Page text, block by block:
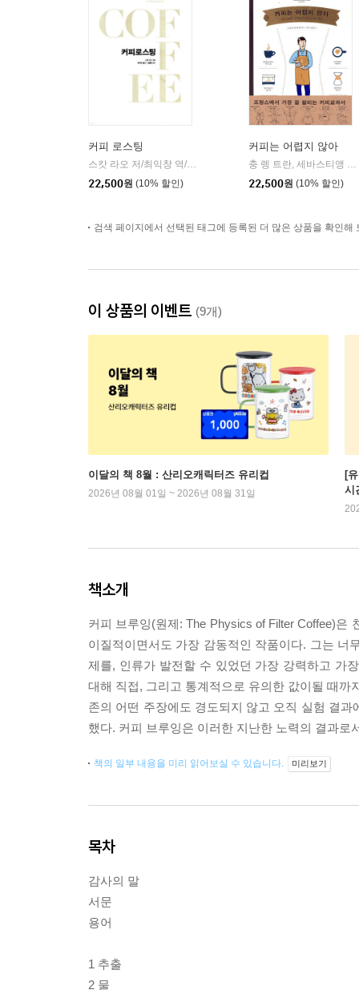
커피 로스팅
스캇 라오 저/최익창 역/서필훈 감수
커피리브레COFFEE
22,500원 (10% 할인)
커피는 어렵지 않아
충 렝 트란, 세바스티앵 라시뇌 저/정한진 역
22,500원 (10% 할인)
검색 페이지에서 선택된 태그에 등록된 더 많은 상품을 확인해
이 상품의 이벤트 (9개)
이달의 책 8월 : 산리오캐릭터즈 유리컵
2026년 08월 01일 ~ 2026년 08월 31일
[
시
책소개
커피 브루잉(원제: The Physics of Filter Coffee)은
이질적이면서도 가장 감동적인 작품이다. 그는 너
제를, 인류가 발전할 수 있었던 가장 강력하고 가
대해 직접, 그리고 통계적으로 유의한 값이될 때
존의 어떤 주장에도 경도되지 않고 오직 실험 결
했다. 커피 브루잉은 이러한 지난한 노력의 결과
책의 일부 내용을 미리 읽어보실 수 있습니다. 미리보기
목차
감사의 말
서문
용어
1 추출
2 물